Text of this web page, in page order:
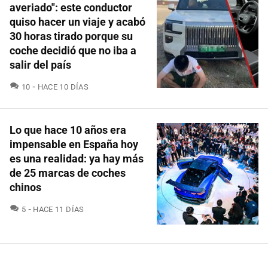
averiado": este conductor
quiso hacer un viaje y acabó
30 horas tirado porque su
coche decidió que no iba a
salir del país
10 COMENTARIOS
HACE 10 DÍAS
Lo que hace 10 años era
impensable en España hoy
es una realidad: ya hay más
de 25 marcas de coches
chinos
5 COMENTARIOS
HACE 11 DÍAS